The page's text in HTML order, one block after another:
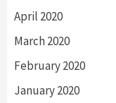
April 2020
March 2020
February 2020
January 2020